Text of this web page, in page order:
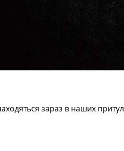
зараз в наших